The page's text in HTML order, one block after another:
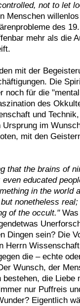
not to let
Menschen
des
mehr als die
mit der
Die
noch für die
des
und
im
mit den
that the brains of
educated
in the world
nonetheless
of the occult."Was
Dingen sein? Die
Herrn
die – echte
Wunsch, der
die Liebe
nur Puffreis
Eigentlich